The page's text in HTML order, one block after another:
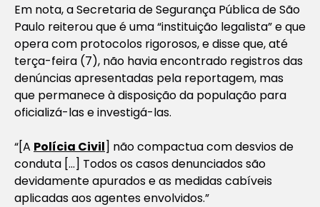
Em nota, a Secretaria de Segurança Pública de São
Paulo reiterou que é uma “instituição legalista” e que
opera com protocolos rigorosos, e disse que, até
terça-feira (7), não havia encontrado registros das
denúncias apresentadas pela reportagem, mas
que permanece à disposição da população para
oficializá-las e investigá-las.
“[A Polícia Civil] não compactua com desvios de
conduta […] Todos os casos denunciados são
devidamente apurados e as medidas cabíveis
aplicadas aos agentes envolvidos.”